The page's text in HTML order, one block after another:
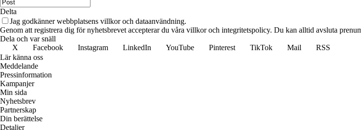
Delta
Jag godkänner webbplatsens villkor och dataanvändning.
Genom att registrera dig för nyhetsbrevet accepterar du våra villkor och integritetspolicy. Du kan alltid avsluta
Dela och var snäll
X
Facebook Instagram LinkedIn YouTube Pinterest TikTok Mail
RSS
Lär känna oss
Meddelande
Pressinformation
Kampanjer
Min sida
Nyhetsbrev
Partnerskap
Din berättelse
Detaljer